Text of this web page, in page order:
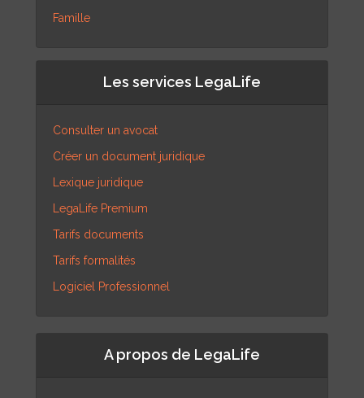
Famille
Les services LegaLife
Consulter un avocat
Créer un document juridique
Lexique juridique
LegaLife Premium
Tarifs documents
Tarifs formalités
Logiciel Professionnel
A propos de LegaLife